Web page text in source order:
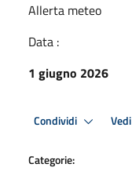
Allerta meteo
Data :
1 giugno 2026
Condividi
Categorie: